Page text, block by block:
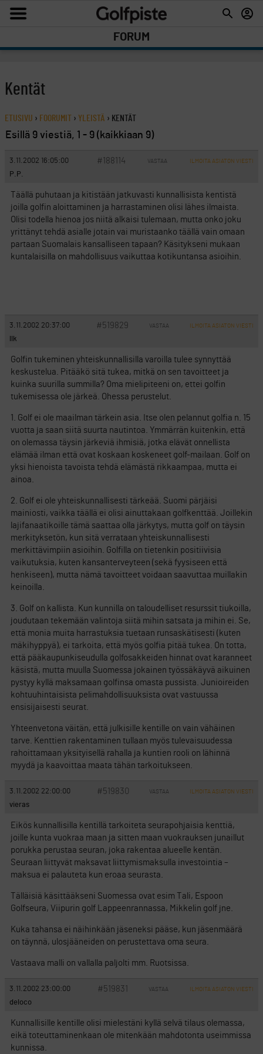
FORUM
Kentät
ETUSIVU › FOORUMIT › YLEISTÄ › KENTÄT
Esillä 9 viestiä, 1 - 9 (kaikkiaan 9)
3.11.2002 16:05:00 #188114 VASTAA ILMOITA ASIATON VIESTI
P.P.
Täällä puhutaan ja kitistään jatkuvasti kunnallisista kentistä
joilla golfin aloittaminen ja harrastaminen olisi lähes ilmaista.
Olisi todella hienoa jos niitä alkaisi tulemaan, mutta onko joku
yrittänyt tehdä asialle jotain vai muristaanko täällä vain omaan
partaan Suomalais kansalliseen tapaan? Käsitykseni mukaan
kuntalaisilla on mahdollisuus vaikuttaa kotikuntansa asioihin.
3.11.2002 20:37:00 #519829 VASTAA ILMOITA ASIATON VIESTI
llk
Golfin tukeminen yhteiskunnallisilla varoilla tulee synnyttää
keskustelua. Pitääkö sitä tukea, mitkä on sen tavoitteet ja
kuinka suurilla summilla? Oma mielipiteeni on, ettei golfin
tukemisessa ole järkeä. Ohessa perustelut.
1. Golf ei ole maailman tärkein asia. Itse olen pelannut golfia n. 15
vuotta ja saan siitä suurta nautintoa. Ymmärrän kuitenkin, että
on olemassa täysin järkeviä ihmisiä, jotka elävät onnellista
elämää ilman että ovat koskaan koskeneet golf-mailaan. Golf on
yksi hienoista tavoista tehdä elämästä rikkaampaa, mutta ei
ainoa.
2. Golf ei ole yhteiskunnallisesti tärkeää. Suomi pärjäisi
mainiosti, vaikka täällä ei olisi ainuttakaan golfkenttää. Joillekin
lajifanaatikoille tämä saattaa olla järkytys, mutta golf on täysin
merkityksetön, kun sitä verrataan yhteiskunnallisesti
merkittävimpiin asioihin. Golfilla on tietenkin positiivisia
vaikutuksia, kuten kansanterveyteen (sekä fyysiseen että
henkiseen), mutta nämä tavoitteet voidaan saavuttaa muillakin
keinoilla.
3. Golf on kallista. Kun kunnilla on taloudelliset resurssit tiukoilla,
joudutaan tekemään valintoja siitä mihin satsata ja mihin ei. Se,
että monia muita harrastuksia tuetaan runsaskätisesti (kuten
mäkihyppyä), ei tarkoita, että myös golfia pitää tukea. On totta,
että pääkaupunkiseudulla golfosakkeiden hinnat ovat karanneet
käsistä, mutta muulla Suomessa jokainen työssäkäyvä aikuinen
pystyy kyllä maksamaan golfinsa omasta pussista. Junioireiden
kohtuuhintaisista pelimahdollisuuksista ovat vastuussa
ensisijaisesti seurat.
Yhteenvetona väitän, että julkisille kentille on vain vähäinen
tarve. Kenttien rakentaminen tullaan myös tulevaisuudessa
rahoittamaan yksityisellä rahalla ja kuntien rooli on lähinnä
myydä ja kaavoittaa maata tähän tarkoitukseen.
3.11.2002 22:00:00 #519830 VASTAA ILMOITA ASIATON VIESTI
vieras
Eikös kunnallisilla kentillä tarkoiteta seurapohjaisia kenttiä,
joille kunta vuokraa maan ja sitten maan vuokrauksen junaillut
porukka perustaa seuran, joka rakentaa alueelle kentän.
Seuraan liittyvät maksavat liittymismaksulla investointia –
maksua ei palauteta kun eroaa seurasta.
Tälläisiä käsittääkseni Suomessa ovat esim Tali, Espoon
Golfseura, Viipurin golf Lappeenrannassa, Mikkelin golf jne.
Kuka tahansa ei näihinkään jäseneksi pääse, kun jäsenmäärä
on täynnä, ulosjääneiden on perustettava oma seura.
Vastaava malli on vallalla paljolti mm. Ruotsissa.
3.11.2002 23:00:00 #519831 VASTAA ILMOITA ASIATON VIESTI
deloco
Kunnallisille kentille olisi mielestäni kyllä selvä tilaus olemassa,
eikä toteuttaminenkaan ole mitenkään mahdotonta useimmissa
kunnissa.